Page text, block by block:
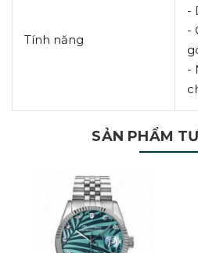
Tính năng
-
-
-
SẢN PHẨM